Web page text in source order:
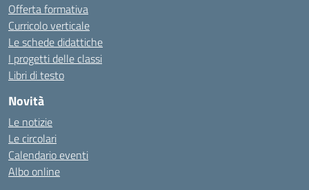
Offerta formativa
Curricolo verticale
Le schede didattiche
I progetti delle classi
Libri di testo
Novità
Le notizie
Le circolari
Calendario eventi
Albo online